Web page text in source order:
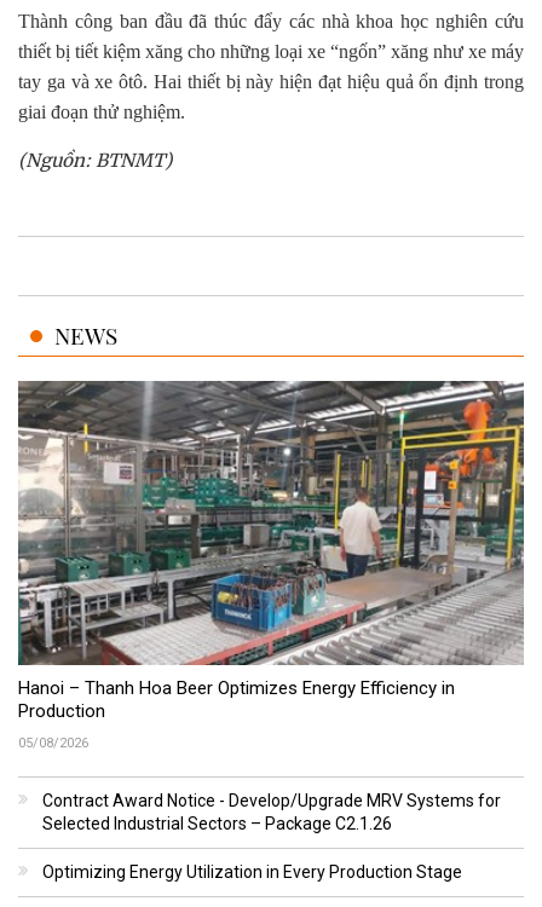
Thành công ban đầu đã thúc đẩy các nhà khoa học nghiên cứu
thiết bị tiết kiệm xăng cho những loại xe “ngốn” xăng như xe máy
tay ga và xe ôtô. Hai thiết bị này hiện đạt hiệu quả ổn định trong
giai đoạn thử nghiệm.
(Nguồn: BTNMT)
NEWS
Hanoi – Thanh Hoa Beer Optimizes Energy Efficiency in
Production
05/08/2026
Contract Award Notice - Develop/Upgrade MRV Systems for
Selected Industrial Sectors – Package C2.1.26
Optimizing Energy Utilization in Every Production Stage